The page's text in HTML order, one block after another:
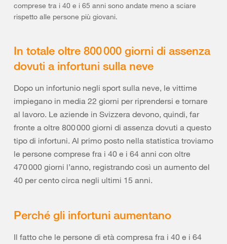
comprese tra i 40 e i 65 anni sono andate meno a sciare
rispetto alle persone più giovani.
In totale oltre 800 000 giorni di assenza
dovuti a infortuni sulla neve
Dopo un infortunio negli sport sulla neve, le vittime
impiegano in media 22 giorni per riprendersi e tornare
al lavoro. Le aziende in Svizzera devono, quindi, far
fronte a oltre 800 000 giorni di assenza dovuti a questo
tipo di infortuni. Al primo posto nella statistica troviamo
le persone comprese fra i 40 e i 64 anni con oltre
470 000 giorni l’anno, registrando così un aumento del
40 per cento circa negli ultimi 15 anni.
Perché gli infortuni aumentano
Il fatto che le persone di età compresa fra i 40 e i 64